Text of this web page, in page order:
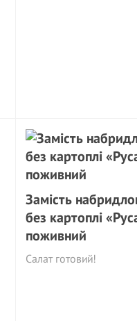
Замість
без картоплі
поживний
Салат готовий!